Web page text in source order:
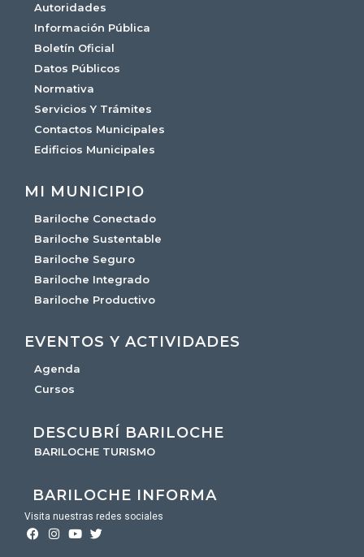
Autoridades
Información Pública
Boletín Oficial
Datos Públicos
Normativa
Servicios Y Trámites
Contactos Municipales
Edificios Municipales
MI MUNICIPIO
Bariloche Conectado
Bariloche Sustentable
Bariloche Seguro
Bariloche Integrado
Bariloche Productivo
EVENTOS Y ACTIVIDADES
Agenda
Cursos
DESCUBRÍ BARILOCHE
BARILOCHE TURISMO
BARILOCHE INFORMA
Visita nuestras redes sociales